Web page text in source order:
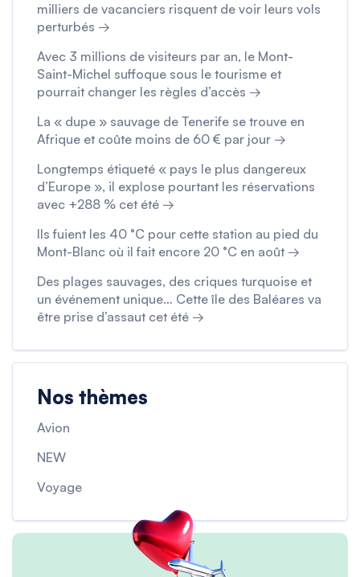
milliers de vacanciers risquent de voir leurs vols
perturbés →
Avec 3 millions de visiteurs par an, le Mont-
Saint-Michel suffoque sous le tourisme et
pourrait changer les règles d’accès →
La « dupe » sauvage de Tenerife se trouve en
Afrique et coûte moins de 60 € par jour →
Longtemps étiqueté « pays le plus dangereux
d’Europe », il explose pourtant les réservations
avec +288 % cet été →
Ils fuient les 40 °C pour cette station au pied du
Mont-Blanc où il fait encore 20 °C en août →
Des plages sauvages, des criques turquoise et
un événement unique… Cette île des Baléares va
être prise d’assaut cet été →
Nos thèmes
Avion
NEW
Voyage